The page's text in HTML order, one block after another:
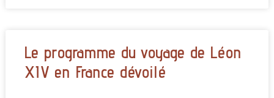
Le programme du voyage de Léon
XIV en France dévoilé